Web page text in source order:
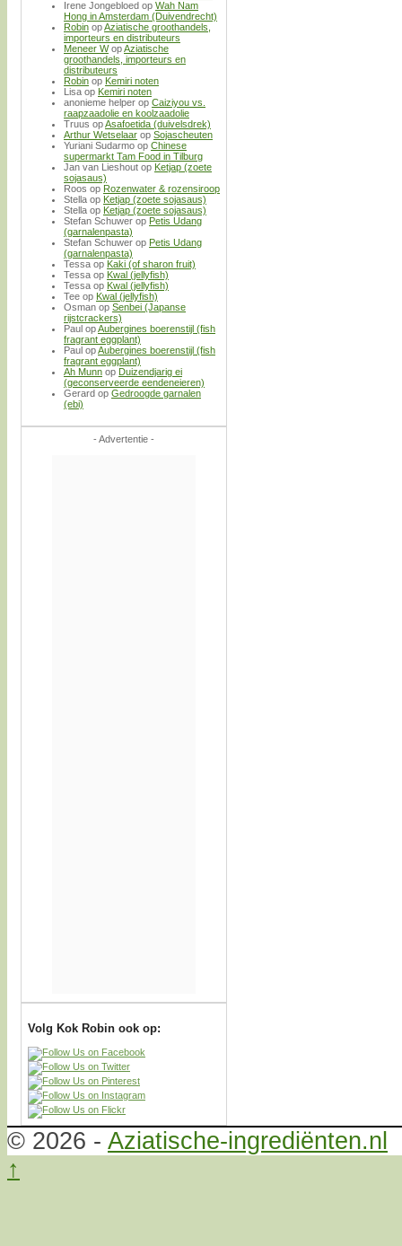
Irene Jongebloed op Wah Nam
Hong in Amsterdam (Duivendrecht)
Robin opAziatische groothandels,
importeurs en distributeurs
Meneer WopAziatische
groothandels, importeurs en
distributeurs
Robin op Kemiri noten
Lisa op Kemiri noten
anonieme helper op Caiziyou vs.
raapzaadolie en koolzaadolie
Truus opAsafoetida (duivelsdrek)
Arthur Wetselaar op Sojascheuten
Yuriani Sudarmo op Chinese
supermarkt Tam Food in Tilburg
Jan van Lieshout op Ketjap (zoete
sojasaus)
Roos op Rozenwater & rozensiroop
Stella op Ketjap (zoete sojasaus)
Stella op Ketjap (zoete sojasaus)
Stefan Schuwer op Petis Udang
(garnalenpasta)
Stefan Schuwer op Petis Udang
(garnalenpasta)
Tessa op Kaki (of sharon fruit)
Tessa op Kwal (jellyfish)
Tessa op Kwal (jellyfish)
Tee op Kwal (jellyfish)
Osman op Senbei (Japanse
rijstcrackers)
Paul opAubergines boerenstijl (fish
fragrant eggplant)
Paul opAubergines boerenstijl (fish
fragrant eggplant)
Ah Munn op Duizendjarig ei
(geconserveerde eendeneieren)
Gerard op Gedroogde garnalen
(ebi)
- Advertentie -
Volg Kok Robin ook op:
© 2026 - Aziatische-ingrediënten.nl
↑